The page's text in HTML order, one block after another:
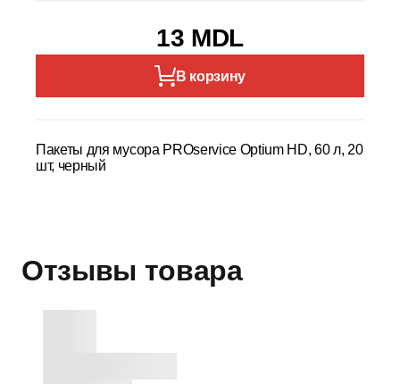
13 MDL
В корзину
Пакеты для мусора PROservice Optium HD, 60 л, 20
шт, черный
Отзывы товара